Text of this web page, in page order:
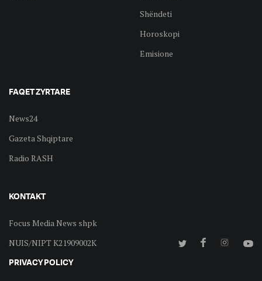
Shëndeti
Horoskopi
Emisione
FAQET ZYRTARE
News24
Gazeta Shqiptare
Radio RASH
KONTAKT
Focus Media News shpk
NUIS/NIPT K21909002K
PRIVACY POLICY